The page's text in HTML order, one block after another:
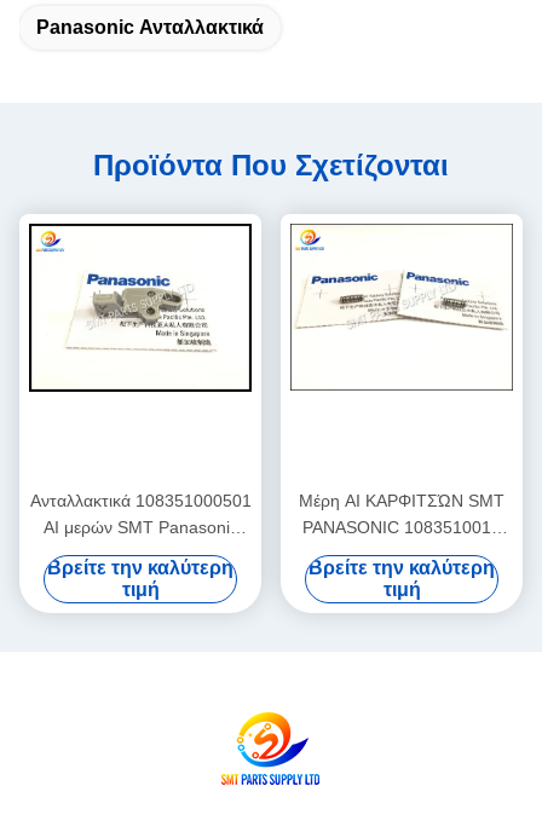
Panasonic Ανταλλακτικά
Προϊόντα Που Σχετίζονται
Ανταλλακτικά 108351000501
AI μερών SMT Panasonic
ΦΡΑΓΜΌΣ 108351000401
Βρείτε την καλύτερη
τιμή
Μέρη AI ΚΑΡΦΙΤΣΏΝ SMT
PANASONIC 1083510015
αρχικός νέος για να πωλήσει
Βρείτε την καλύτερη
τιμή